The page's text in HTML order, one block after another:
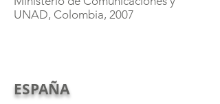
UNAD, Colombia, 2007
ESPAÑA